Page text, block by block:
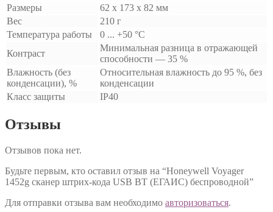
Размеры
62 x 173 x 82 мм
Вес
210 г
Температура работы
0 ... +50 °C
Контраст
Минимальная разница в отражающей
способности — 35 %
Влажность (без
конденсации), %
Относительная влажность до 95 %, без
конденсации
Класс защиты
IP40
Отзывы
Отзывов пока нет.
Будьте первым, кто оставил отзыв на “Honeywell Voyager
1452g cканер штрих-кода USB BT (ЕГАИС) беспроводной”
Для отправки отзыва вам необходимо авторизоваться.